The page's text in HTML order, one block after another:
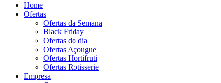
Home
Ofertas
Ofertas da Semana
Black Friday
Ofertas do dia
Ofertas Açougue
Ofertas Hortifruti
Ofertas Rotisserie
Empresa